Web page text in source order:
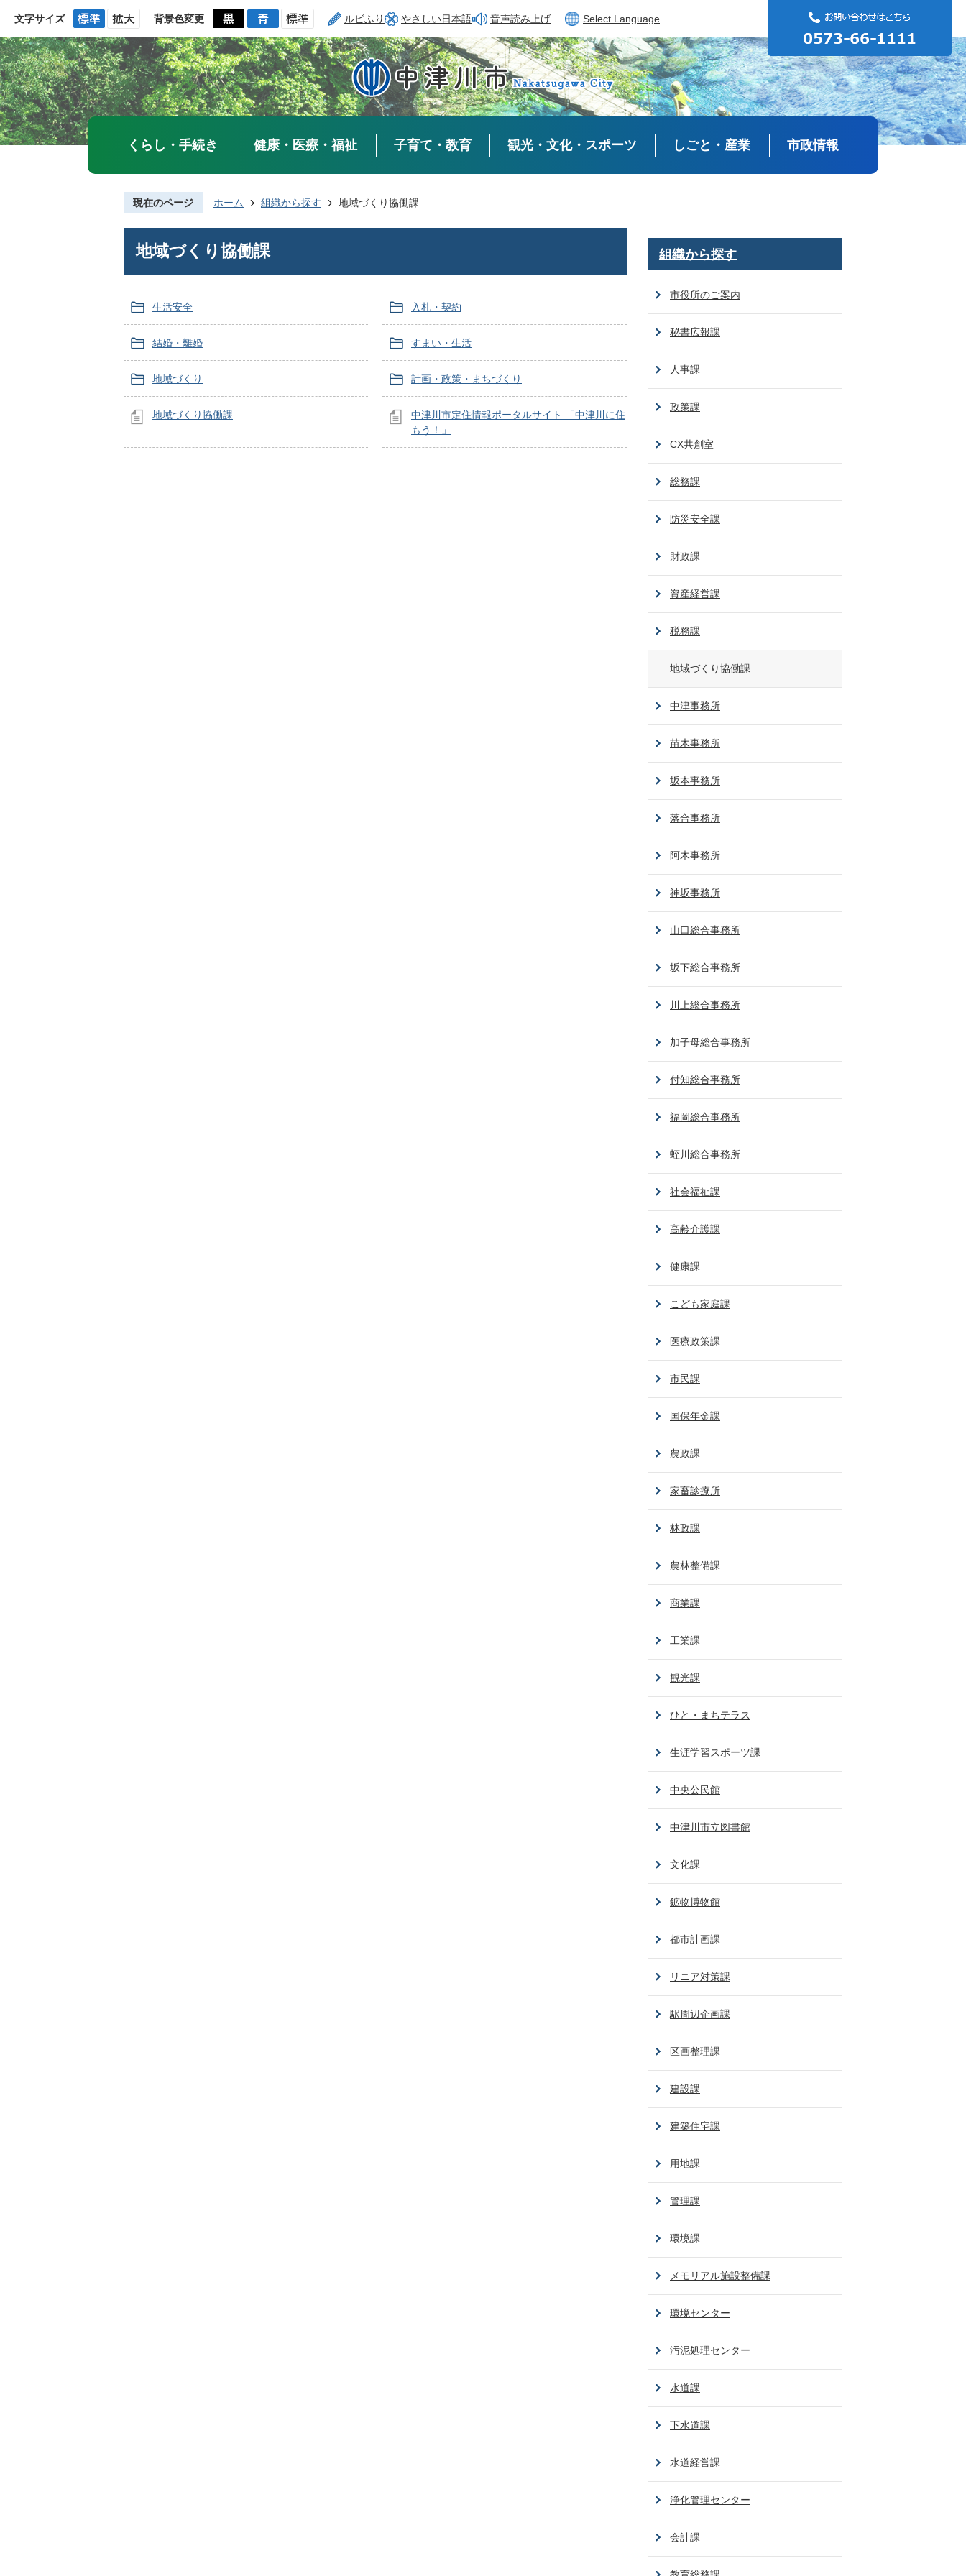
文字サイズ 背景色変更 ルビふり やさしい日本語 音声読み上げ Select Language
くらし・手続き 健康・医療・福祉 子育て・教育 観光・文化・スポーツ しごと・産業 市政情報
現在のページ ホーム 組織から探す 地域づくり協働課
地域づくり協働課
生活安全 入札・契約
結婚・離婚 すまい・生活
地域づくり 計画・政策・まちづくり
地域づくり協働課
中津川市定住情報ポータルサイト 「中津川に住
もう！」
組織から探す
市役所のご案内
秘書広報課
人事課
政策課
CX共創室
総務課
防災安全課
財政課
資産経営課
税務課
地域づくり協働課
中津事務所
苗木事務所
坂本事務所
落合事務所
阿木事務所
神坂事務所
山口総合事務所
坂下総合事務所
川上総合事務所
加子母総合事務所
付知総合事務所
福岡総合事務所
蛭川総合事務所
社会福祉課
高齢介護課
健康課
こども家庭課
医療政策課
市民課
国保年金課
農政課
家畜診療所
林政課
農林整備課
商業課
工業課
観光課
ひと・まちテラス
生涯学習スポーツ課
中央公民館
中津川市立図書館
文化課
鉱物博物館
都市計画課
リニア対策課
駅周辺企画課
区画整理課
建設課
建築住宅課
用地課
管理課
環境課
メモリアル施設整備課
環境センター
汚泥処理センター
水道課
下水道課
水道経営課
浄化管理センター
会計課